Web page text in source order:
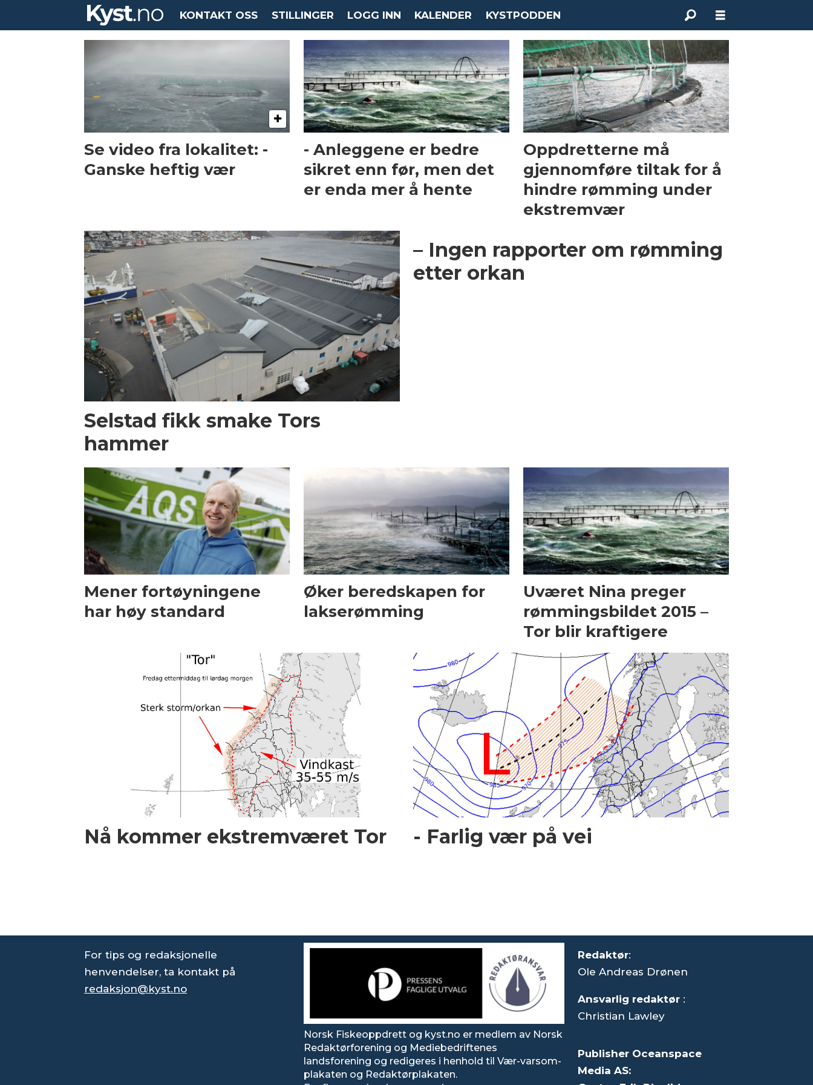
KONTAKT OSS STILLINGER LOGG INN KALENDER KYSTPODDEN
ekstremvær
Se video fra lokalitet: -
Ganske heftig vær
- Anleggene er bedre
sikret enn før, men det
er enda mer å hente
Oppdretterne må
gjennomføre tiltak for å
hindre rømming under
ekstremvær
Selstad fikk smake Tors
hammer
– Ingen rapporter om rømming
etter orkan
Mener fortøyningene
har høy standard
Øker beredskapen for
lakserømming
Uværet Nina preger
rømmingsbildet 2015 –
Tor blir kraftigere
Nå kommer ekstremværet Tor - Farlig vær på vei
For tips og redaksjonelle
henvendelser, ta kontakt på
redaksjon@kyst.no
Norsk Fiskeoppdrett og kyst.no er medlem av Norsk
Redaktørforening og Mediebedriftenes
landsforening og redigeres i henhold til Vær-varsom-
plakaten og Redaktørplakaten.
Redaktør:
Ole Andreas Drønen
Ansvarlig redaktør :
Christian Lawley
Publisher Oceanspace
Media AS: